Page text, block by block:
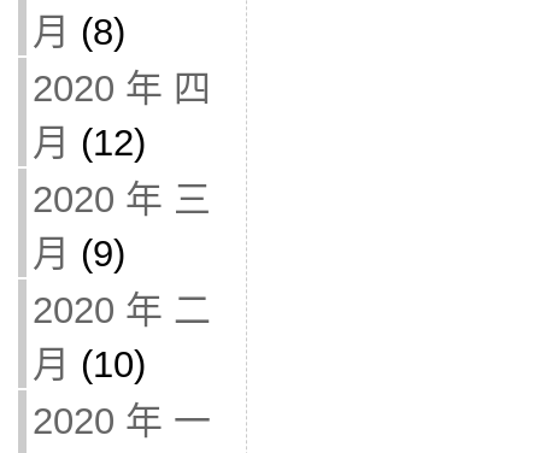
月 (8)
2020 年 四
月 (12)
2020 年 三
月 (9)
2020 年 二
月 (10)
2020 年 一